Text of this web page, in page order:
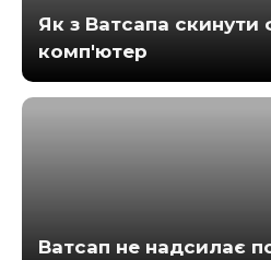
Як з Ватсапа скинути
комп'ютер
Ватсап не надсилає